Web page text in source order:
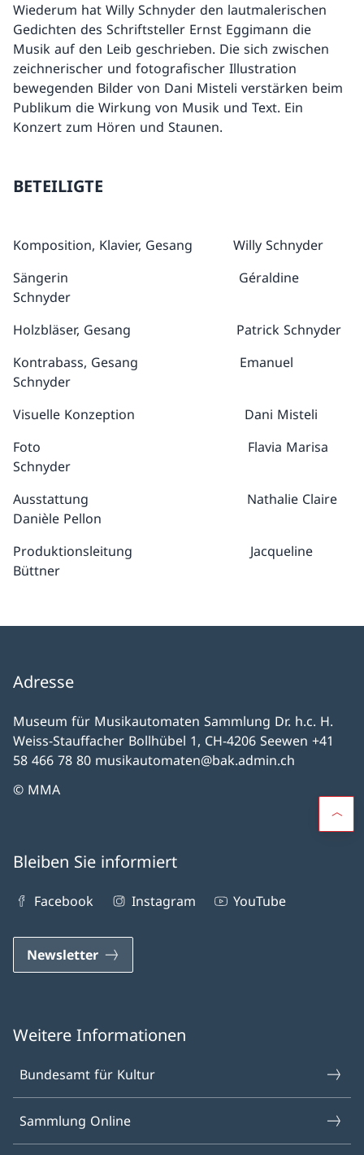
Wiederum hat Willy Schnyder den lautmalerischen
Gedichten des Schriftsteller Ernst Eggimann die
Musik auf den Leib geschrieben. Die sich zwischen
zeichnerischer und fotografischer Illustration
bewegenden Bilder von Dani Misteli verstärken beim
Publikum die Wirkung von Musik und Text. Ein
Konzert zum Hören und Staunen.
BETEILIGTE
Komposition, Klavier, Gesang Willy Schnyder
Sängerin Géraldine
Schnyder
Holzbläser, Gesang Patrick Schnyder
Kontrabass, Gesang Emanuel
Schnyder
Visuelle Konzeption Dani Misteli
Foto Flavia Marisa
Schnyder
Ausstattung Nathalie Claire
Danièle Pellon
Produktionsleitung Jacqueline
Büttner
Adresse
Museum für Musikautomaten Sammlung Dr. h.c. H.
Weiss-Stauffacher Bollhübel 1, CH-4206 Seewen +41
58 466 78 80 musikautomaten@bak.admin.ch
© MMA
Bleiben Sie informiert
Facebook Instagram YouTube
Newsletter
Weitere Informationen
Bundesamt für Kultur
Sammlung Online